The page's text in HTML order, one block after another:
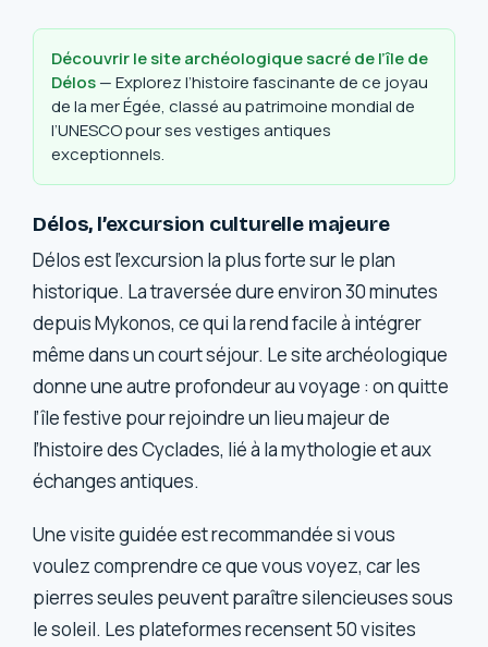
Découvrir le site archéologique sacré de l’île de
Délos— Explorez l’histoire fascinante de ce joyau
de la mer Égée, classé au patrimoine mondial de
l’UNESCO pour ses vestiges antiques
exceptionnels.
Délos, l’excursion culturelle majeure
Délos est l’excursion la plus forte sur le plan
historique. La traversée dure environ 30 minutes
depuis Mykonos, ce qui la rend facile à intégrer
même dans un court séjour. Le site archéologique
donne une autre profondeur au voyage : on quitte
l’île festive pour rejoindre un lieu majeur de
l’histoire des Cyclades, lié à la mythologie et aux
échanges antiques.
Une visite guidée est recommandée si vous
voulez comprendre ce que vous voyez, car les
pierres seules peuvent paraître silencieuses sous
le soleil. Les plateformes recensent 50 visites